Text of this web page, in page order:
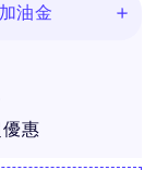
油金
惠